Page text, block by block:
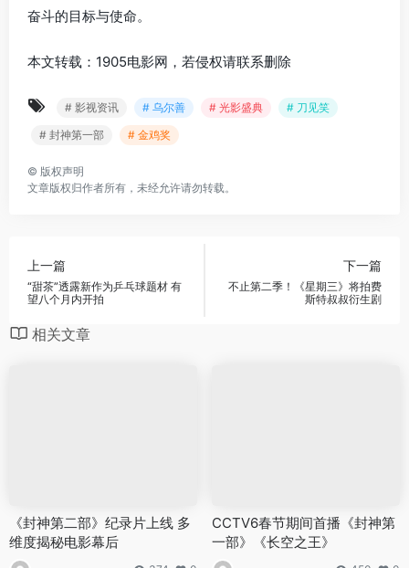
奋斗的目标与使命。
本文转载：1905电影网，若侵权请联系删除
# 影视资讯 # 乌尔善 # 光影盛典
# 刀见笑
# 封神第一部
# 金鸡奖
© 版权声明
文章版权归作者所有，未经允许请勿转载。
上一篇
“甜茶”透露新作为乒乓球题材 有
望八个月内开拍
下一篇
不止第二季！《星期三》将拍费
斯特叔叔衍生剧
相关文章
《封神第二部》纪录片上线 多
维度揭秘电影幕后
CCTV6春节期间首播《封神第
一部》《长空之王》